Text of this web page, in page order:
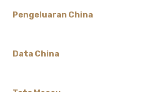
Pengeluaran China
Data China